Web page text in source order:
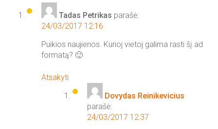
Tadas Petrikas parašė:
24/03/2017 12:16
Puikios naujienos. Kurioj vietoj galima rasti šį ad
formatą? 🙂
Atsakyti
Dovydas Reinikevicius
parašė:
24/03/2017 12:37